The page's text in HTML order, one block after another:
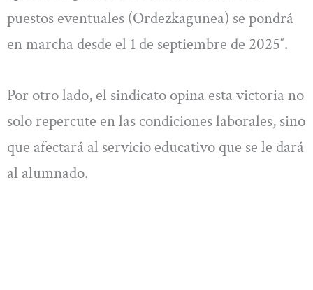
puestos eventuales (Ordezkagunea) se pondrá
en marcha desde el 1 de septiembre de 2025″.
Por otro lado, el sindicato opina esta victoria no
solo repercute en las condiciones laborales, sino
que afectará al servicio educativo que se le dará
al alumnado.